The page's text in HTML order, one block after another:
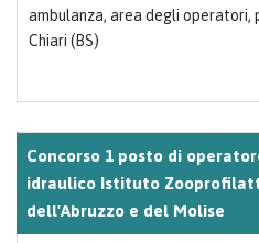
ambulanza, area degli operatori,
Chiari (BS)
Concorso 1 posto di
idraulico Istituto
dell'Abruzzo e del Molise